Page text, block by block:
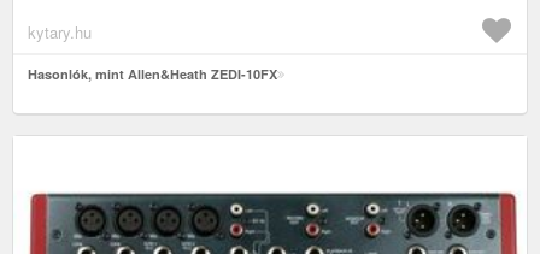
kytary.hu
Hasonlók, mint Allen&Heath ZEDI-10FX